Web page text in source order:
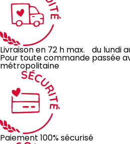
Livraison en 72 h max. du lundi
Pour toute commande passée
métropolitaine
Paiement 100% sécurisé